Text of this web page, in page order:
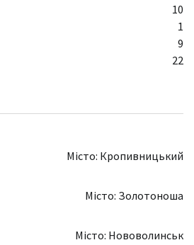
10
1
9
22
Місто: Кропивницький
Місто: Золотоноша
Місто: Нововолинськ